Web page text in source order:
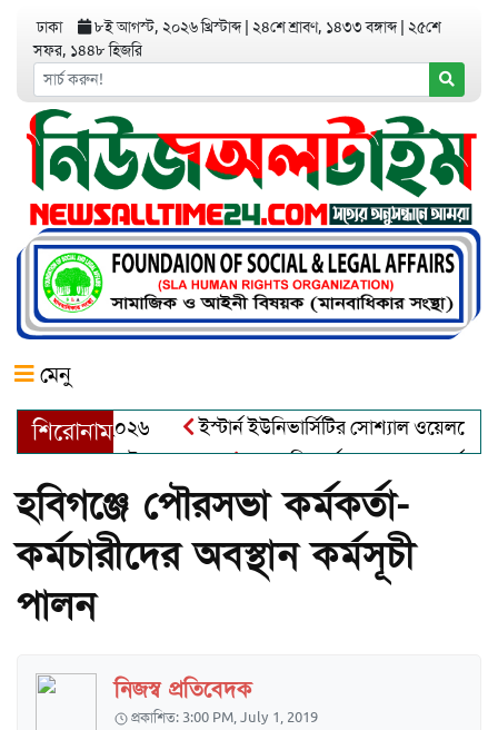
ঢাকা ৮ই আগস্ট, ২০২৬ খ্রিস্টাব্দ ২৪শে শ্রাবণ, ১৪৩৩ বঙ্গাব্দ ২৫শে
সফর, ১৪৪৮ হিজরি
মেনু
শিরোনাম
ইস্টার্ন ইউনিভার্সিটির সোশ্যাল ওয়েলফেয়ার
খালেক এর ইন্তেকাল
আত্মশুদ্ধি অর্জন ও অশুভকে বর্জন করে
হবিগঞ্জে পৌরসভা কর্মকর্তা-
কর্মচারীদের অবস্থান কর্মসূচী
পালন
নিজস্ব প্রতিবেদক
প্রকাশিত: 3:00 PM, July 1, 2019